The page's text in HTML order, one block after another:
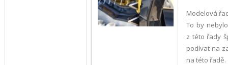
Modelová
To by
z této řady
podívat na
na této řadě.